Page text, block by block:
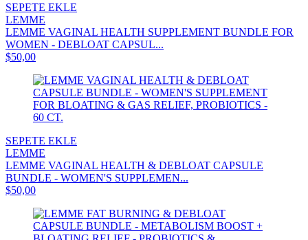
SEPETE EKLE
LEMME
LEMME VAGINAL HEALTH SUPPLEMENT BUNDLE FOR
WOMEN - DEBLOAT CAPSUL...
$50,00
SEPETE EKLE
LEMME
LEMME VAGINAL HEALTH & DEBLOAT CAPSULE
BUNDLE - WOMEN'S SUPPLEMEN...
$50,00